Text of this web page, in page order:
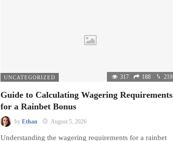
UNCATEGORIZED 317 188 219
Guide to Calculating Wagering Requirements
for a Rainbet Bonus
by Ethan August 5, 2026
Understanding the wagering requirements for a rainbet